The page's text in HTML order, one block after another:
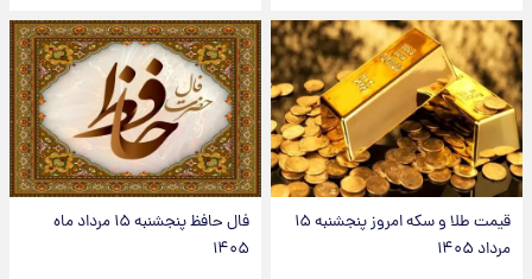
قیمت طلا و سکه امروز پنجشنبه ۱۵
مرداد ۱۴۰۵
فال حافظ پنجشنبه ۱۵ مرداد ماه
۱۴۰۵